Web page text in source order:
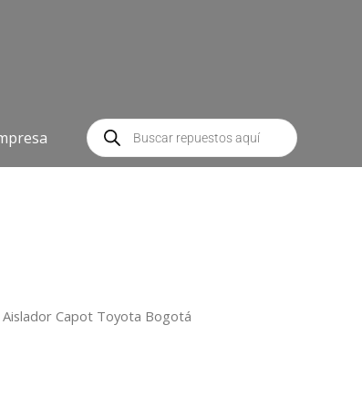
Búsqueda
de
productos
Capot Toyota Bogotá